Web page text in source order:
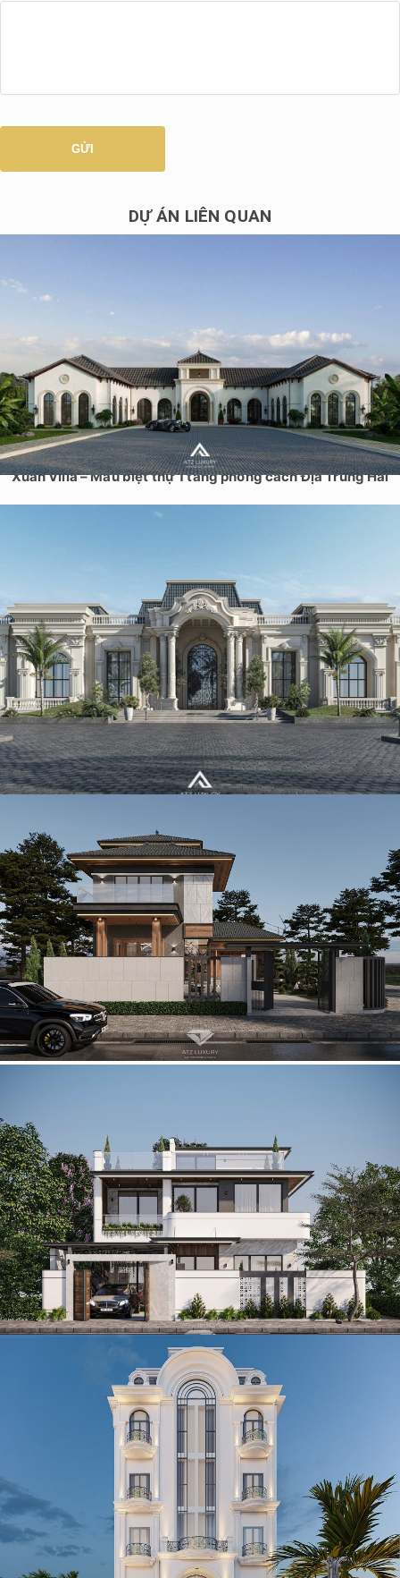
DỰ ÁN LIÊN QUAN
Xuân Villa – Mẫu biệt thự 1 tầng phong cách Địa Trung Hải
Mẫu thiết kế biệt thự kiến trúc kiểu Pháp cổ điển tại Hải
Phòng
Mẫu biệt thự 2 tầng 1 tum mái Nhật hiện đại ở Vĩnh Phúc
Thiết kế biệt thự 2 tầng cho anh Tùng tỉnh Thái Nguyên